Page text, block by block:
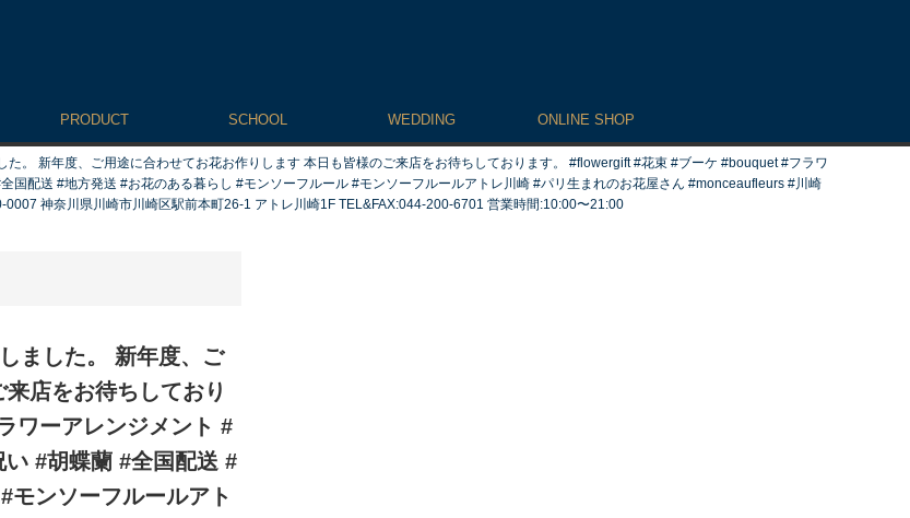
PRODUCT SCHOOL WEDDING ONLINE SHOP
た。 新年度、ご用途に合わせてお花お作りします 本日も皆様のご来店をお待ちしております。 #flowergift #花束 #ブーケ #bouquet #フラワ
国配送 #地方発送 #お花のある暮らし #モンソーフルール #モンソーフルールアトレ川崎 #パリ生まれのお花屋さん #monceaufleurs #川崎
神奈川県川崎市川崎区駅前本町26-1 アトレ川崎1F TEL&FAX:044-200-6701 営業時間:10:00〜21:00
ました。 新年度、ご
店をお待ちしており
ワーアレンジメント #
#胡蝶蘭 #全国配送 #
モンソーフルールアト